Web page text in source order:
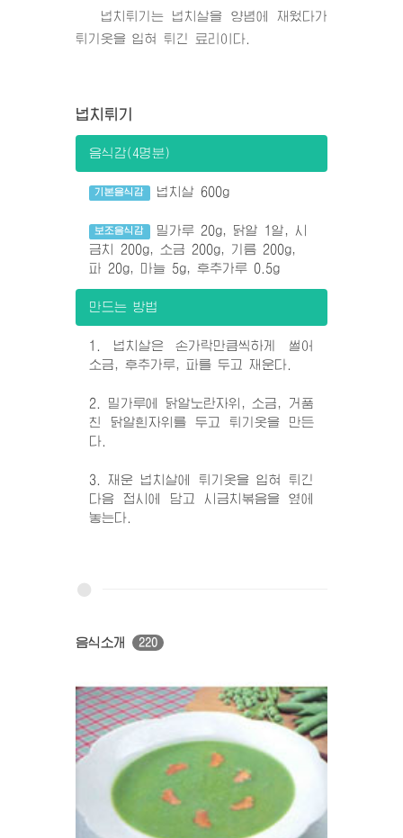
넙치튀기는 넙치살을 양념에 재웠다가
튀기옷을 입혀 튀긴 료리이다.
넙치튀기
음식감(4명분)
기본음식감 넙치살 600g
보조음식감
밀가루 20g, 닭알 1알, 시
금치 200g, 소금 200g, 기름 200g,
파 20g, 마늘 5g, 후추가루 0.5g
만드는 방법
1. 넙치살은 손가락만큼씩하게 썰어
소금, 후추가루, 파를 두고 재운다.
2. 밀가루에 닭알노란자위, 소금, 거품
친 닭알흰자위를 두고 튀기옷을 만든
다.
3. 재운 넙치살에 튀기옷을 입혀 튀긴
다음 접시에 담고 시금치볶음을 옆에
놓는다.
음식소개 220